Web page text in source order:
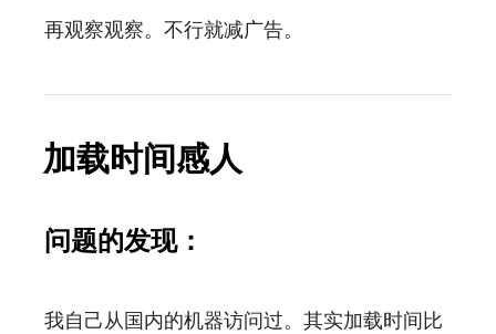
再观察观察。不行就减广告。
加载时间感人
问题的发现：
我自己从国内的机器访问过。其实加载时间比